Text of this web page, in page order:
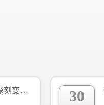
新发展理念引领我国发展格局深刻变革——学习《习近平谈治国理政》第一至五卷 30